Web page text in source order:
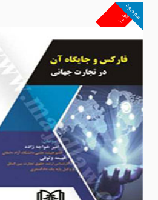
۱۰%
موجود